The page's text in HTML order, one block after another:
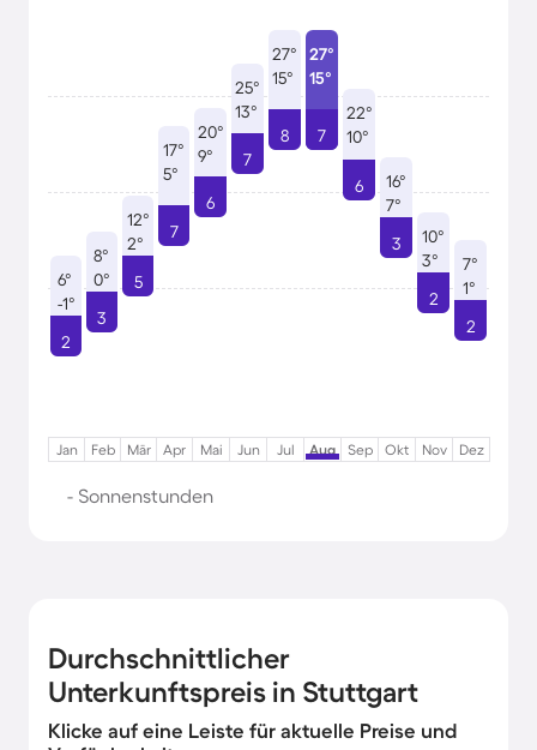
6°
-1°
2
8°
0°
3
12°
2°
5
17°
5°
7
20°
9°
6
25°
13°
7
27°
15°
8
27°
15°
7
22°
10°
6
16°
7°
3
10°
3°
2
7°
1°
2
Jan Feb Mär Apr Mai Jun Jul Aug Sep Okt Nov Dez
- Sonnenstunden
Durchschnittlicher
Unterkunftspreis in Stuttgart
Klicke auf eine Leiste für aktuelle Preise und